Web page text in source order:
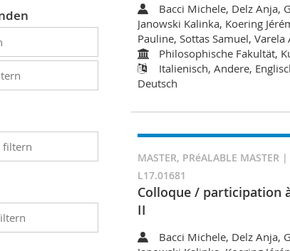
Bacci Michele, Delz Anja,
Janowski Kalinka, Koering
Pauline, Sottas Samuel, Varela
Philosophische Fakultät,
Italienisch, Andere,
Deutsch
MASTER, PRéALABLE MASTER
L17.01681
Colloque / participation
II
Bacci Michele, Delz Anja,